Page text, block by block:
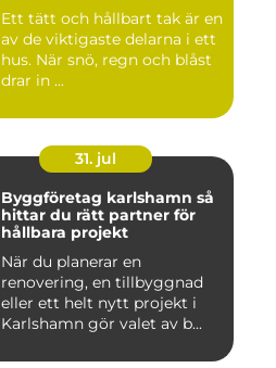
Ett tätt och hållbart tak är en
av de viktigaste delarna i ett
hus. När snö, regn och blåst
drar in ...
31. jul
Byggföretag karlshamn så
hittar du rätt partner för
hållbara projekt
När du planerar en
renovering, en tillbyggnad
eller ett helt nytt projekt i
Karlshamn gör valet av b...